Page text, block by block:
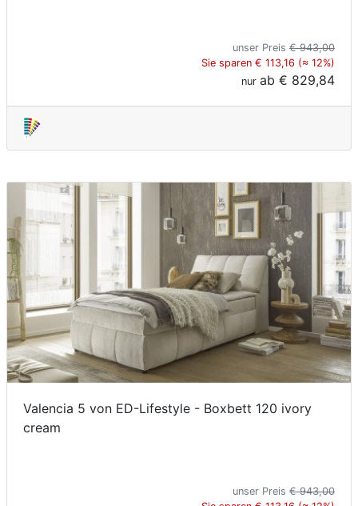
unser Preis € 943,00
Sie sparen € 113,16 (≈ 12%)
nur ab € 829,84
Valencia 5 von ED-Lifestyle - Boxbett 120 ivory
cream
unser Preis € 943,00